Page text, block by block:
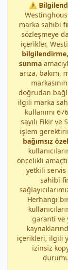
⚠️
marka sahibi
sözleşmeye
içerikler,
sunma
arıza, bakım,
doğrudan
ilgili marka
kullanımı
sayılı Fikir ve
işlem
bağımsız
öncelikli
yetkili servis
sahibi
Herhangi bir
garanti ve
içerikleri, ilgili
izinsiz